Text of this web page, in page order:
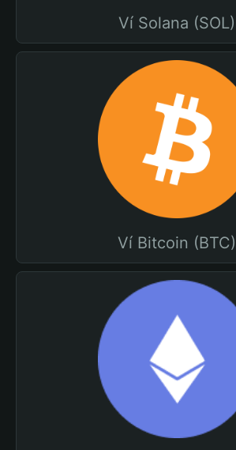
Ví Solana (SOL)
Ví Bitcoin (BTC)